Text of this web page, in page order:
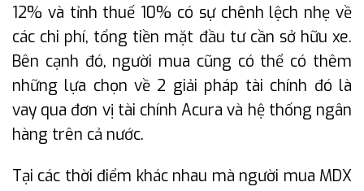
12% và tỉnh thuế 10% có sự chênh lệch nhẹ về
các chi phí, tổng tiền mặt đầu tư cần sở hữu xe.
Bên cạnh đó, người mua cũng có thể có thêm
những lựa chọn về 2 giải pháp tài chính đó là
vay qua đơn vị tài chính Acura và hệ thống ngân
hàng trên cả nước.
Tại các thời điểm khác nhau mà người mua MDX